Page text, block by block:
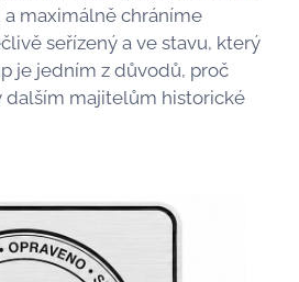
maximálně chráníme
seřízený a ve stavu, který
je jedním z důvodů, proč
dalším majitelům historické